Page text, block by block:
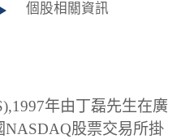
個股相關資訊
年由丁磊先生在廣
NASDAQ股票交易所掛